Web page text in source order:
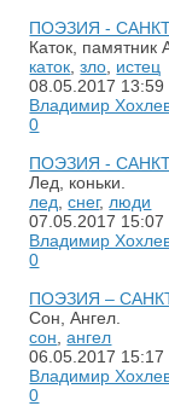
ПОЭЗИЯ -
Каток, памятник
каток ,зло истец
08.05.2017 13:59
Владимир
0
ПОЭЗИЯ -
Лед, коньки.
лед ,снег, люди
07.05.2017 15:07
Владимир
0
ПОЭЗИЯ –
Сон, Ангел.
сон ,ангел
06.05.2017 15:17
Владимир
0